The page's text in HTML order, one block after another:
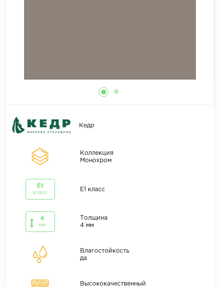
Кедр
Коллекция
Монохром
E1
класс
E1 класс
4
мм
Толщина
4 мм
Влагостойкость
да
Высококачественный